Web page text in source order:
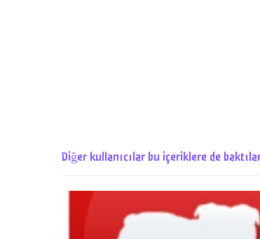
Diğer kullanıcılar bu içeriklere de